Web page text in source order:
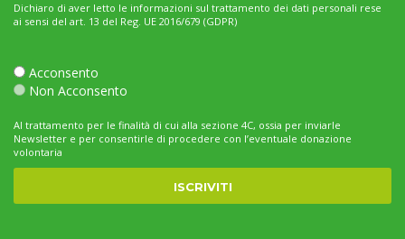
Dichiaro di aver letto le informazioni sul trattamento dei dati personali rese
ai sensi del art. 13 del Reg. UE 2016/679 (GDPR)
Acconsento
Non Acconsento
Al trattamento per le finalità di cui alla sezione 4C, ossia per inviarle
Newsletter e per consentirle di procedere con l’eventuale donazione
volontaria